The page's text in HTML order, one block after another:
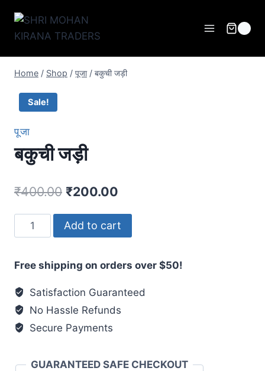
Home / Shop / पूजा / बकुची जड़ी
Sale!
पूजा
बकुची जड़ी
₹400.00 ₹200.00
Add to cart
Free shipping on orders over $50!
Satisfaction Guaranteed
No Hassle Refunds
Secure Payments
GUARANTEED SAFE CHECKOUT